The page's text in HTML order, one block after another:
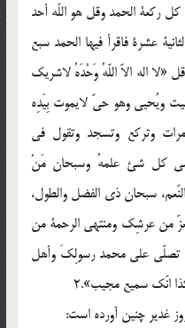
رکعة الحمد وقل هو اللّه أحد
عشرة فاقرأ فیها الحمد سبع
«لا اله الاّ اللّهُ وَحْدَهُ لاشریک
ویُحیی وهو حیّ لایموت بِیَدِه
وترکع وتسجد وتقول فی
کل شئ علمهُ وسبحان مَنْ
سبحان ذی الفضل والطول،
من عرشِک ومنتهی الرحمة من
أن تصلّی علی محمد رسولِکَ وأهل
انّک سمیع مجیب».2
غدیر چنین آورده است: